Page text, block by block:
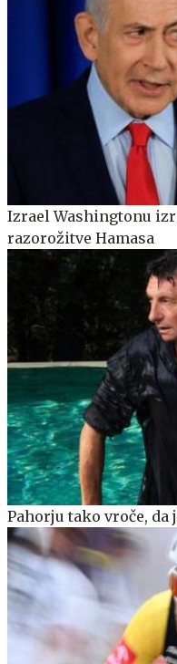
Izrael Washingtonu
razorožitve Hamasa
Pahorju tako vroče, da